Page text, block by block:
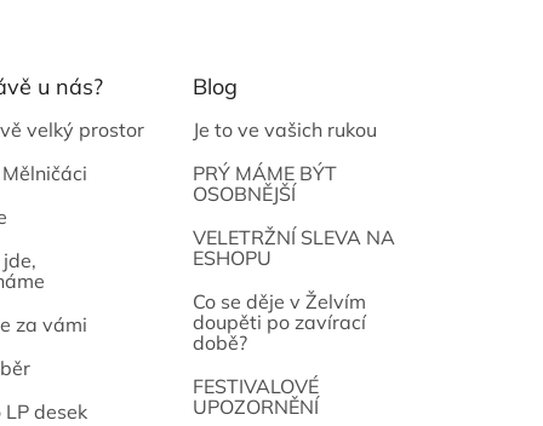
u nás?
velký prostor
za vámi
desek
Blog
Je to ve vašich rukou
PRÝ MÁME BÝT
OSOBNĚJŠÍ
VELETRŽNÍ SLEVA NA
ESHOPU
Co se děje v Želvím
doupěti po zavírací
době?
FESTIVALOVÉ
UPOZORNĚNÍ